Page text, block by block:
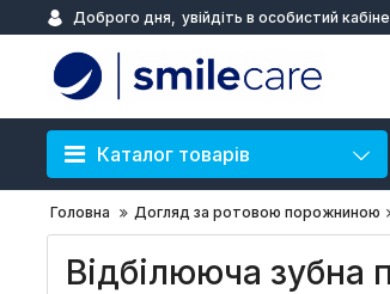
Доброго дня, увійдіть в особистий
Каталог товарів
Головна Догляд за ротовою порожниною
Відбілююча зубна